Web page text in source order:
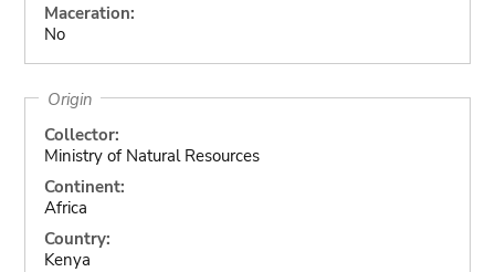
Maceration:
No
Origin
Collector:
Ministry of Natural Resources
Continent:
Africa
Country:
Kenya